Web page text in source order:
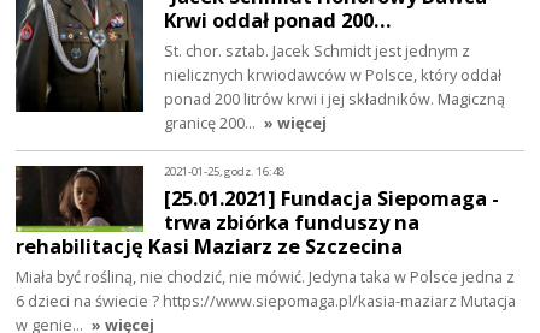
Krwi oddał ponad 200…
St. chor. sztab. Jacek Schmidt jest jednym z
nielicznych krwiodawców w Polsce, który oddał
ponad 200 litrów krwi i jej składników. Magiczną
granicę 200… » więcej
2021-01-25, godz. 16:48
[25.01.2021] Fundacja Siepomaga -
trwa zbiórka funduszy na
rehabilitację Kasi Maziarz ze Szczecina
Miała być rośliną, nie chodzić, nie mówić. Jedyna taka w Polsce jedna z
6 dzieci na świecie ? https://www.siepomaga.pl/kasia-maziarz Mutacja
w genie… » więcej